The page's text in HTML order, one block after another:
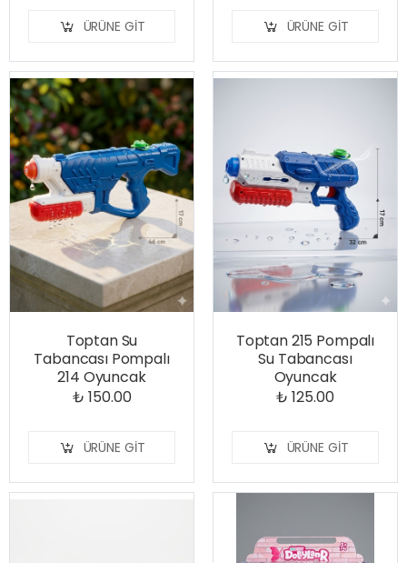
ÜRÜNE GIT ÜRÜNE GIT
Toptan Su
Tabancası Pompalı
214 Oyuncak
₺ 150.00
ÜRÜNE GIT
Toptan 215 Pompalı
Su Tabancası
Oyuncak
₺ 125.00
ÜRÜNE GIT